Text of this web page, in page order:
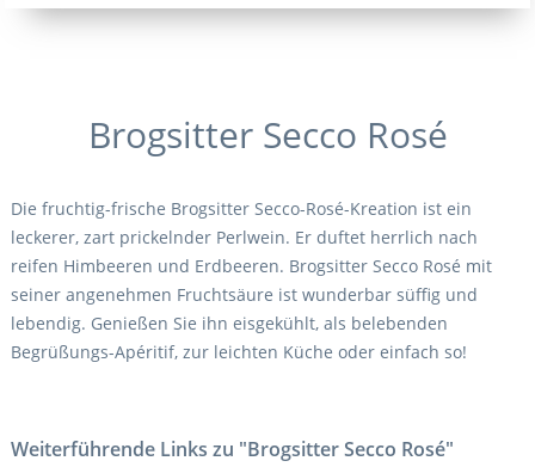
Brogsitter Secco Rosé
Die fruchtig-frische Brogsitter Secco-Rosé-Kreation ist ein
leckerer, zart prickelnder Perlwein. Er duftet herrlich nach
reifen Himbeeren und Erdbeeren. Brogsitter Secco Rosé mit
seiner angenehmen Fruchtsäure ist wunderbar süffig und
lebendig. Genießen Sie ihn eisgekühlt, als belebenden
Begrüßungs-Apéritif, zur leichten Küche oder einfach so!
Weiterführende Links zu "Brogsitter Secco Rosé"